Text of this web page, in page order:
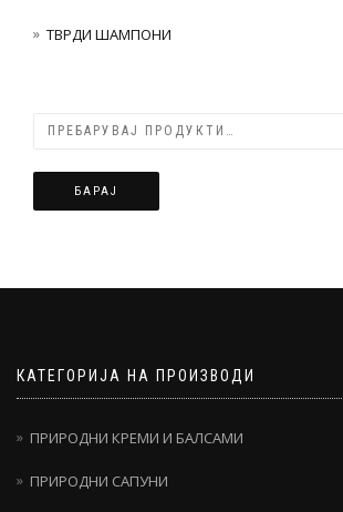
ТВРДИ ШАМПОНИ
БАРАЈ
КАТЕГОРИЈА НА ПРОИЗВОДИ
ПРИРОДНИ КРЕМИ И БАЛСАМИ
ПРИРОДНИ САПУНИ